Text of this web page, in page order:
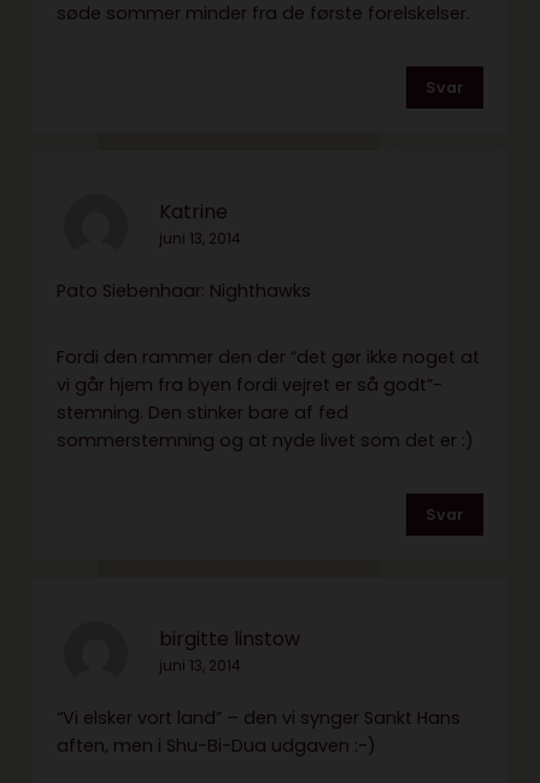
søde sommer minder fra de første forelskelser.
Svar
Katrine
juni 13, 2014
Pato Siebenhaar: Nighthawks
Fordi den rammer den der “det gør ikke noget at
vi går hjem fra byen fordi vejret er så godt”-
stemning. Den stinker bare af fed
sommerstemning og at nyde livet som det er :)
Svar
birgitte linstow
juni 13, 2014
“Vi elsker vort land” – den vi synger Sankt Hans
aften, men i Shu-Bi-Dua udgaven :-)